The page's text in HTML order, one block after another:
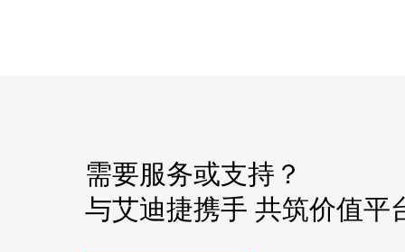
需要服务或支持？
与艾迪捷携手 共筑价值平